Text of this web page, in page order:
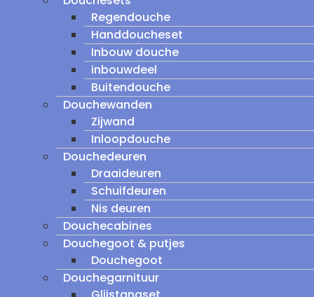
Regendouche
Handdoucheset
Inbouw douche
inbouwdeel
Buitendouche
Douchewanden
Zijwand
Inloopdouche
Douchedeuren
Draaideuren
Schuifdeuren
Nis deuren
Douchecabines
Douchegoot & putjes
Douchegoot
Douchegarnituur